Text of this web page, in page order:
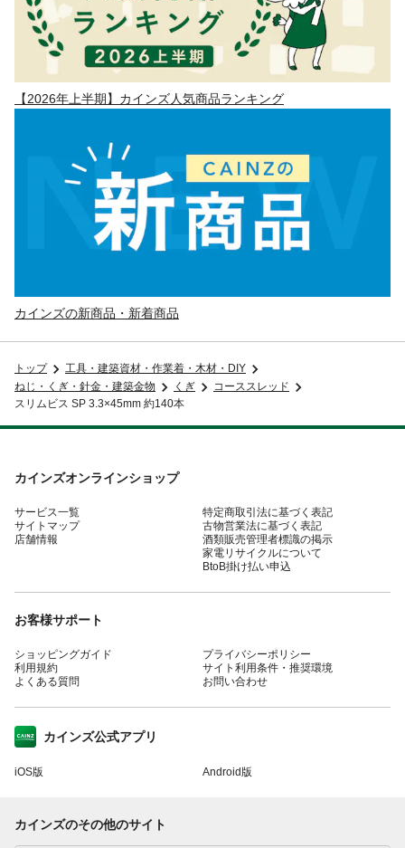
【2026年上半期】カインズ人気商品ランキング
カインズの新商品・新着商品
トップ
工具・建築資材・作業着・木材・DIY
ねじ・くぎ・針金・建築金物
くぎ
コーススレッド
スリムビス SP 3.3×45mm 約140本
カインズオンラインショップ
サービス一覧
サイトマップ
店舗情報
特定商取引法に基づく表記
古物営業法に基づく表記
酒類販売管理者標識の掲示
家電リサイクルについて
BtoB掛け払い申込
お客様サポート
ショッピングガイド
利用規約
よくある質問
プライバシーポリシー
サイト利用条件・推奨環境
お問い合わせ
カインズ公式アプリ
iOS版 Android版
カインズのその他のサイト